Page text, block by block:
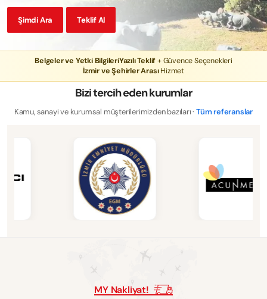
Şimdi Ara Teklif Al
Belgeler ve Yetki BilgileriYazılı Teklif+ Güvence Seçenekleri
İzmir ve Şehirler ArasıHizmet
Bizi tercih eden kurumlar
Kamu, sanayi ve kurumsal müşterilerimizden bazıları ·Tüm referanslar
MY Nakliyat!